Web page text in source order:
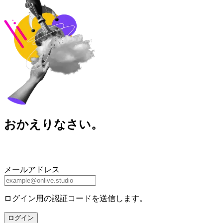
おかえりなさい。
メールアドレス
ログイン用の認証コードを送信します。
ログイン